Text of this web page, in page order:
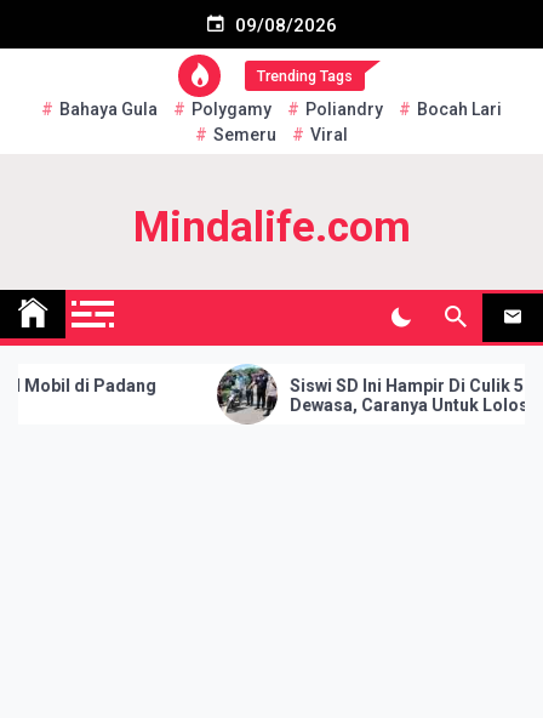
09/08/2026
Trending Tags
Bahaya Gula Polygamy Poliandry
Bocah Lari
Semeru
Viral
Mindalife.com
di Padang
Siswi SD Ini Hampir Di Culik 5
Dewasa, Caranya Untuk Lolos Dari
Penculikan Samai Bikin Si Pelaku
Subscribe US Now